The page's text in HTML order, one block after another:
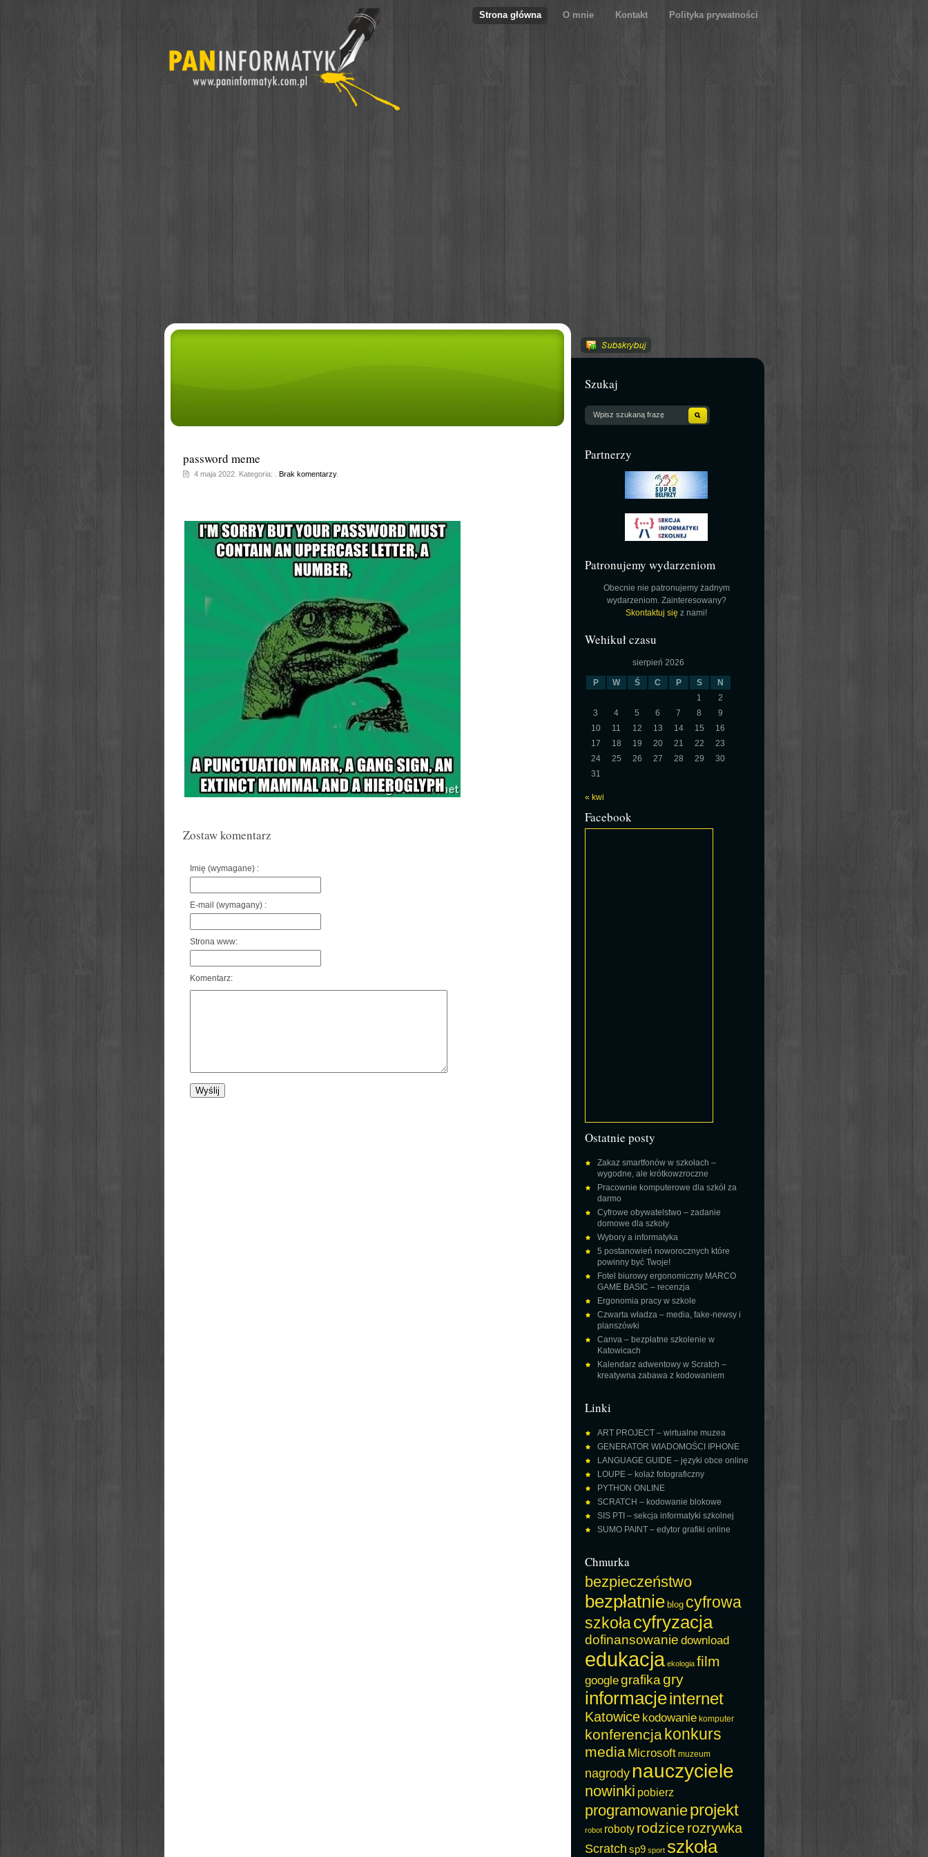
Strona główna O mnie Kontakt Polityka prywatności
password meme
4 maja 2022. Kategoria: . Brak komentarzy.
Zostaw komentarz
Imię (wymagane) :
E-mail (wymagany) :
Strona www:
Komentarz:
Szukaj
Partnerzy
Patronujemy wydarzeniom
Obecnie nie patronujemy żadnym
wydarzeniom. Zainteresowany?
Skontaktuj się z nami!
Wehikuł czasu
sierpień 2026
P W Ś C P S
N
1
2
3
4 5 6 7 8
9
10
11 12 13 14 15
16
17
18 19 20 21 22
23
24
25 26 27 28 29
30
31
« kwi
Facebook
Ostatnie posty
Zakaz smartfonów w szkołach –
wygodne, ale krótkowzroczne
Pracownie komputerowe dla szkół za
darmo
Cyfrowe obywatelstwo – zadanie
domowe dla szkoły
Wybory a informatyka
5 postanowień noworocznych które
powinny być Twoje!
Fotel biurowy ergonomiczny MARCO
GAME BASIC – recenzja
Ergonomia pracy w szkole
Czwarta władza – media, fake-newsy i
planszówki
Canva – bezpłatne szkolenie w
Katowicach
Kalendarz adwentowy w Scratch –
kreatywna zabawa z kodowaniem
Linki
ART PROJECT – wirtualne muzea
GENERATOR WIADOMOŚCI IPHONE
LANGUAGE GUIDE – języki obce online
LOUPE – kolaż fotograficzny
PYTHON ONLINE
SCRATCH – kodowanie blokowe
SIS PTI – sekcja informatyki szkolnej
SUMO PAINT – edytor grafiki online
Chmurka
bezpieczeństwo
bezpłatnie blog cyfrowa
szkołacyfryzacja
dofinansowanie download
edukacja ekologia film
googlegrafikagry
informacjeinternet
Katowice kodowanie komputer
konferencjakonkurs
media Microsoft muzeum
nagrody nauczyciele
nowinki pobierz
programowanieprojekt
robot roboty rodzice rozrywka
Scratch sp9 sport szkoła